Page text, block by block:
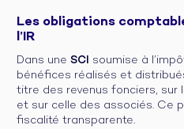
Les obligations
l’IR
Dans une SCI soumise à
bénéfices réalisés et
titre des revenus fonciers, sur
et sur celle des associés. Ce
fiscalité transparente.